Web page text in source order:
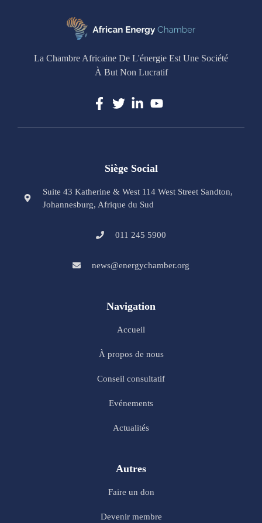
La Chambre Africaine De L'énergie Est Une Société
À But Non Lucratif
Siège Social
Suite 43 Katherine & West 114 West Street Sandton,
Johannesburg, Afrique du Sud
011 245 5900
news@energychamber.org
Navigation
Accueil
À propos de nous
Conseil consultatif
Evénements
Actualités
Autres
Faire un don
Devenir membre